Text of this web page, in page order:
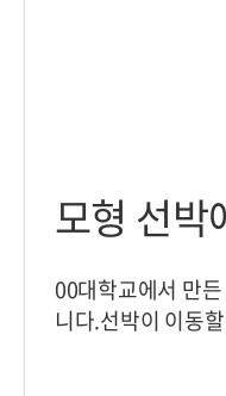
모형 선박
00대학교에서 만
니다.선박이 이동